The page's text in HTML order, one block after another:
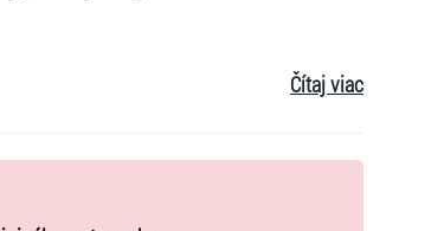
končí 1 deň pred konaním koncertu.
Čítaj viac